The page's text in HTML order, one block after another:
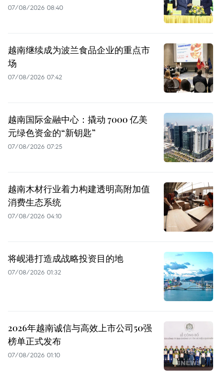
07/08/2026 08:40
越南继续成为波兰食品企业的重点市
场
07/08/2026 07:42
越南国际金融中心：撬动 7000 亿美
元绿色资金的“新钥匙”
07/08/2026 07:25
越南木材行业着力构建透明高附加值
消费生态系统
07/08/2026 04:10
将岘港打造成战略投资目的地
07/08/2026 01:32
2026年越南诚信与高效上市公司50强
榜单正式发布
07/08/2026 01:10